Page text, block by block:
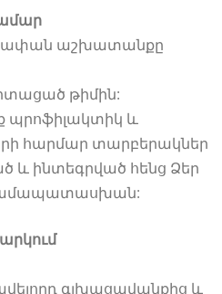
աշխատանքը
թիմին:
պրոֆիլակտիկ և
հարմար տարբերակներ
ինտեգրված հենց Ձեր
գլխացավանքից և